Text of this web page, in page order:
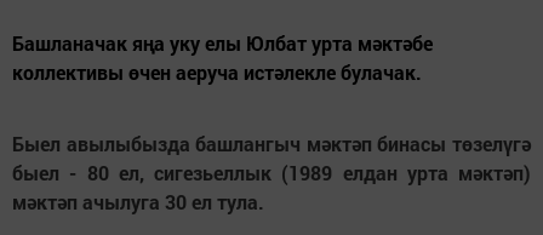
Башланачак яңа уку елы Юлбат урта мәктәбе
коллективы өчен аеруча истәлекле булачак.
Быел авылыбызда башлангыч мәктәп бинасы төзелүгә
быел - 80 ел, сигезьеллык (1989 елдан урта мәктәп)
мәктәп ачылуга 30 ел тула.